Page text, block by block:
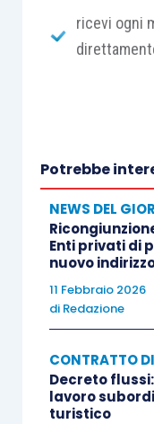
ricevi ogni
Potrebbe
NEWS DEL
Enti privati di
nuovo
11 Febbraio 2026
di Redazione
CONTRATTO
Decreto
lavoro
turistico